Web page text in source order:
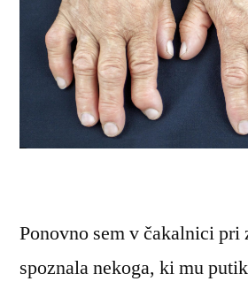
Ponovno sem v čakalnici pri
spoznala nekoga, ki mu